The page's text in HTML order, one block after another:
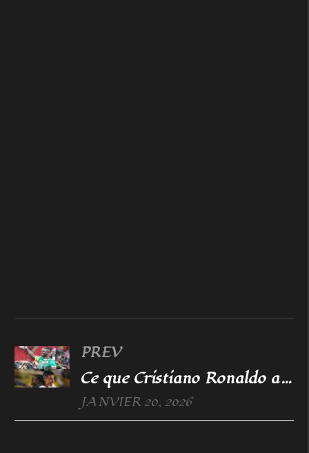
PREV
Ce que Cristiano Ronaldo a fait après la CAN a bouleversé Sadio Mané, qui révèle un geste inattendu de Cristiano Ronaldo
JANVIER 20, 2026